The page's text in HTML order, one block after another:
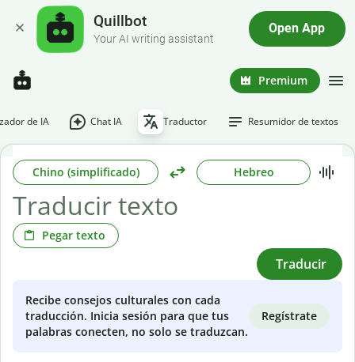
Quillbot
Your AI writing assistant
Open App
Premium
de IA Chat IA Traductor Resumidor de textos
Chino (simplificado) Hebreo
Pegar texto
Traducir
Recibe consejos culturales con cada
traducción. Inicia sesión para que tus
palabras conecten, no solo se traduzcan.
Regístrate